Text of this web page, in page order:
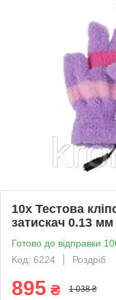
10x Тестова
затискач 0.13
Готово до відправки
Код: 6224
Роздріб
895 ₴ 1 038 ₴